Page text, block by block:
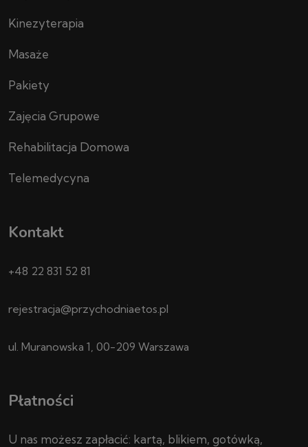
Kinezyterapia
Masaże
Pakiety
Zajęcia Grupowe
Rehabilitacja Domowa
Telemedycyna
Kontakt
+48 22 831 52 81
rejestracja@przychodniaetos.pl
ul. Muranowska 1, 00-209 Warszawa
Płatności
U nas możesz zapłacić: kartą, blikiem, gotówką,